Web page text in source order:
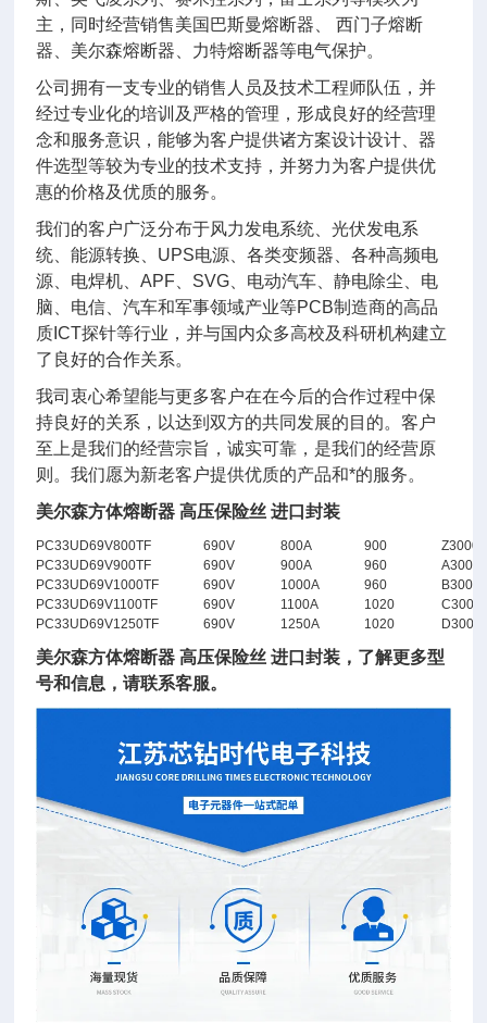
主，同时经营销售美国巴斯曼熔断器、 西门子熔断
器、美尔森熔断器、力特熔断器等电气保护。
公司拥有一支专业的销售人员及技术工程师队伍，并
经过专业化的培训及严格的管理，形成良好的经营理
念和服务意识，能够为客户提供诸方案设计设计、器
件选型等较为专业的技术支持，并努力为客户提供优
惠的价格及优质的服务。
我们的客户广泛分布于风力发电系统、光伏发电系
统、能源转换、UPS电源、各类变频器、各种高频电
源、电焊机、APF、SVG、电动汽车、静电除尘、电
脑、电信、汽车和军事领域产业等PCB制造商的高品
质ICT探针等行业，并与国内众多高校及科研机构建立
了良好的合作关系。
我司衷心希望能与更多客户在在今后的合作过程中保
持良好的关系，以达到双方的共同发展的目的。客户
至上是我们的经营宗旨，诚实可靠，是我们的经营原
则。我们愿为新老客户提供优质的产品和*的服务。
美尔森方体熔断器 高压保险丝 进口封装
PC33UD69V800TF 690V 800A 900
PC33UD69V900TF
690V 900A 960
PC33UD69V1000TF
690V 1000A 960
PC33UD69V1100TF
690V 1100A 1020
PC33UD69V1250TF
690V 1250A 1020
美尔森方体熔断器 高压保险丝 进口封装 ，了解更多型
号和信息，请联系客服。